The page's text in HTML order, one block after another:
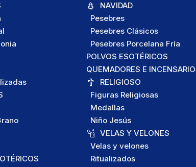
NAVIDAD
Pesebres
Pesebres Clásicos
Pesebres Porcelana Fría
POLVOS ESOTÉRICOS
QUEMADORES E
RELIGIOSO
Figuras Religiosas
Medallas
Niño Jesús
VELAS Y VELONES
Velas y velones
Ritualizados